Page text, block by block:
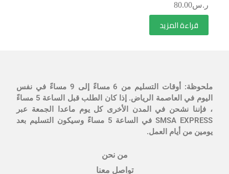
ر.س80.00
قراءة المزيد
ملحوظة: أوقات التسليم من 6 مساءً إلى 9 مساءً في نفس
اليوم في العاصمة الرياض. إذا كان الطلب قبل الساعة 5 مساءً
، فإننا نشحن في المدن الأخرى كل يوم ماعدا الجمعة عبر
SMSA EXPRESS في الساعة 5 مساءً وسيكون التسليم بعد
يومين من أيام العمل.
من نحن
تواصل معنا